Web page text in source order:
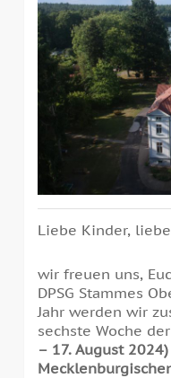
Liebe Kinder,
wir freuen uns,
DPSG Stammes
Jahr werden wir
sechste Woche
– 17. August 2024)